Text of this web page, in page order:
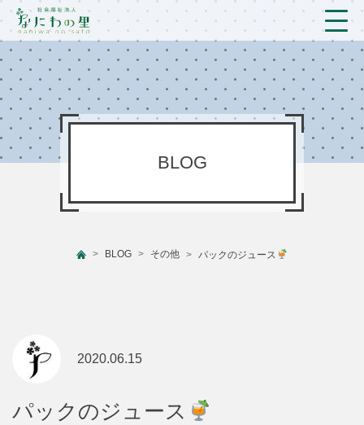
トップ
法人概要/アクセス
こども/相談支援
新着情報
BLOG
BLOG その他 パックのジュース
2020.06.15
パックのジュース